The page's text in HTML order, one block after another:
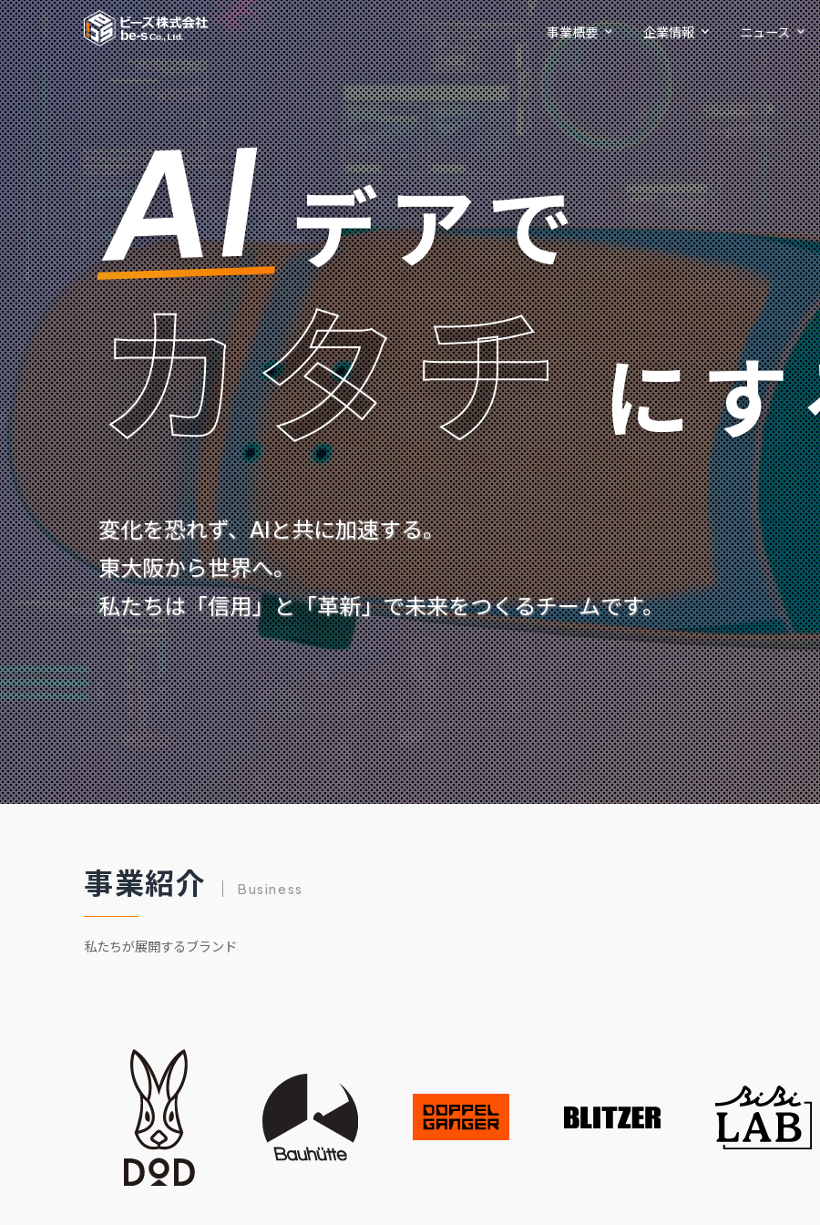
事業概要 企業情報 ニュース
AIデアで
カタチ に
変化を恐れず、AIと共に加速する。
東大阪から世界へ。
私たちは「信用」と「革新」で未来をつくるチームです。
事業紹介 Business
私たちが展開するブランド